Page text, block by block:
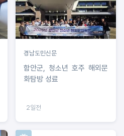
경남도민신문
함안군, 청소년 호주 해외문
화탐방 성료
2일전